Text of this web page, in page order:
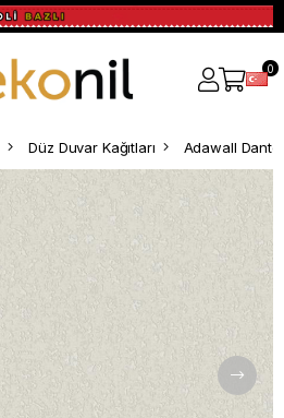
0
Düz Duvar Kağıtları Adawall Dante